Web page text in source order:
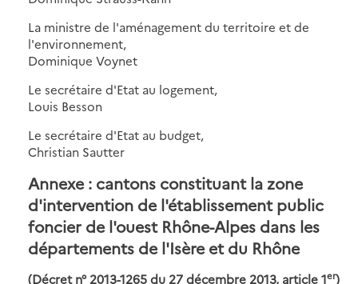
La ministre de l'aménagement du territoire et de
l'environnement,
Dominique Voynet
Le secrétaire d'Etat au logement,
Louis Besson
Le secrétaire d'Etat au budget,
Christian Sautter
Annexe : cantons constituant la zone
d'intervention de l'établissement public
foncier de l'ouest Rhône-Alpes dans les
départements de l'Isère et du Rhône
(Décret n° 2013-1265 du 27 décembre 2013, article 1er)